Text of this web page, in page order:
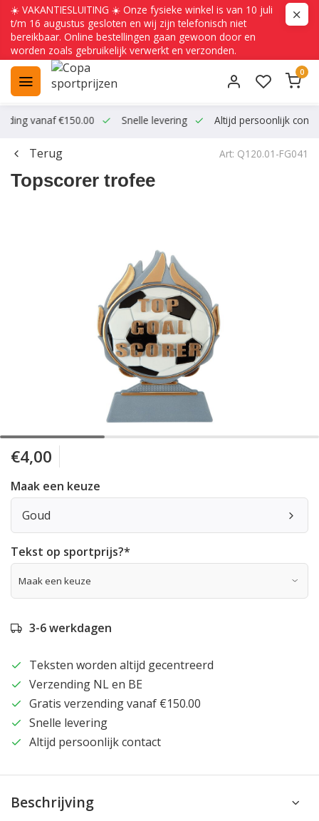
☀️ VAKANTIESLUITING ☀️ Onze fysieke winkel is van 10 juli
t/m 16 augustus gesloten en wij zijn telefonisch niet
bereikbaar. Online bestellingen gaan gewoon door en
worden zoals gebruikelijk verwerkt en verzonden.
0
vanaf €150.00 Snelle levering Altijd persoonlijk
Terug Art: Q120.01-FG041
Topscorer trofee
€4,00
Maak een keuze
Goud
Tekst op sportprijs?*
3-6 werkdagen
Teksten worden altijd gecentreerd
Verzending NL en BE
Gratis verzending vanaf €150.00
Snelle levering
Altijd persoonlijk contact
Beschrijving